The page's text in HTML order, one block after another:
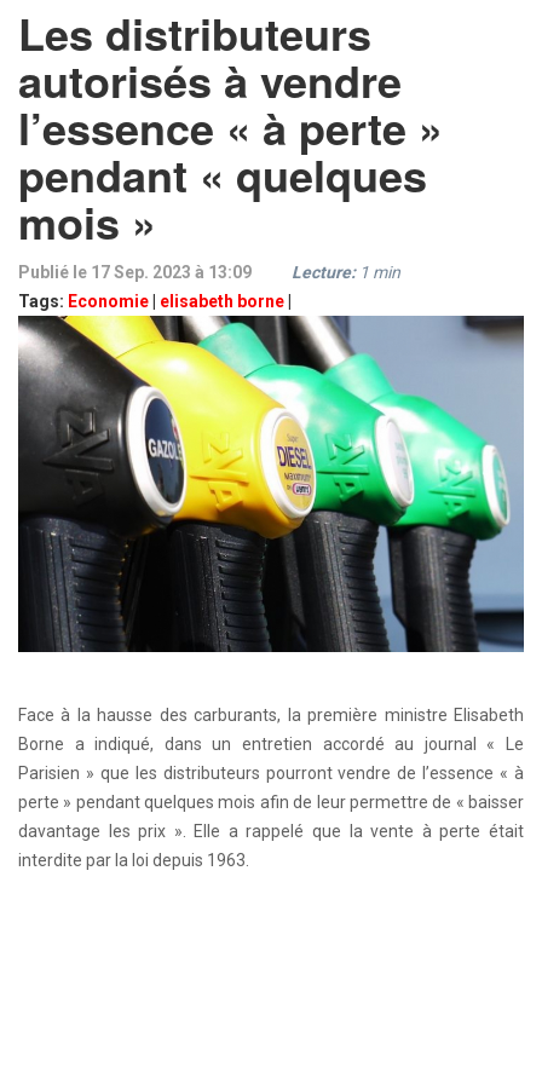
Les distributeurs
autorisés à vendre
l’essence « à perte »
pendant « quelques
mois »
Publié le 17 Sep. 2023 à 13:09
Tags: Economie elisabeth borne
Lecture: 1 min
Face à la hausse des carburants, la première ministre Elisabeth
Borne a indiqué, dans un entretien accordé au journal « Le
Parisien » que les distributeurs pourront vendre de l’essence « à
perte » pendant quelques mois afin de leur permettre de « baisser
davantage les prix ». Elle a rappelé que la vente à perte était
interdite par la loi depuis 1963.